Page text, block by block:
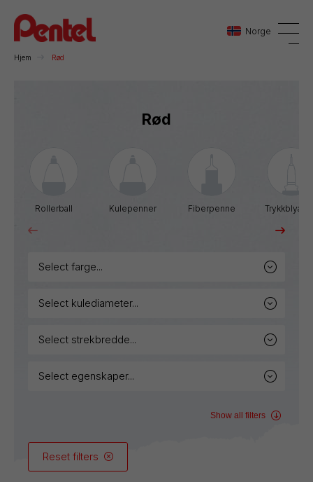
Norge
Hjem Rød
Rød
Rollerball Kulepenner Fiberpenne
select farge...
select kulediameter...
select strekbredde...
select egenskaper...
Show all filters
Reset filters